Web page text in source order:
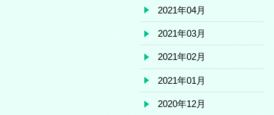
2021年04月
2021年03月
2021年02月
2021年01月
2020年12月